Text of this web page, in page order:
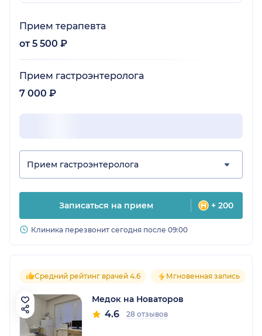
Прием терапевта
от 5 500 ₽
Прием гастроэнтеролога
7 000 ₽
Прием гастроэнтеролога
Записаться на прием + 200
Клиника перезвонит сегодня после 09:00
Средний рейтинг врачей 4.6 Мгновенная запись
Медок на Новаторов
4.6 28 отзывов